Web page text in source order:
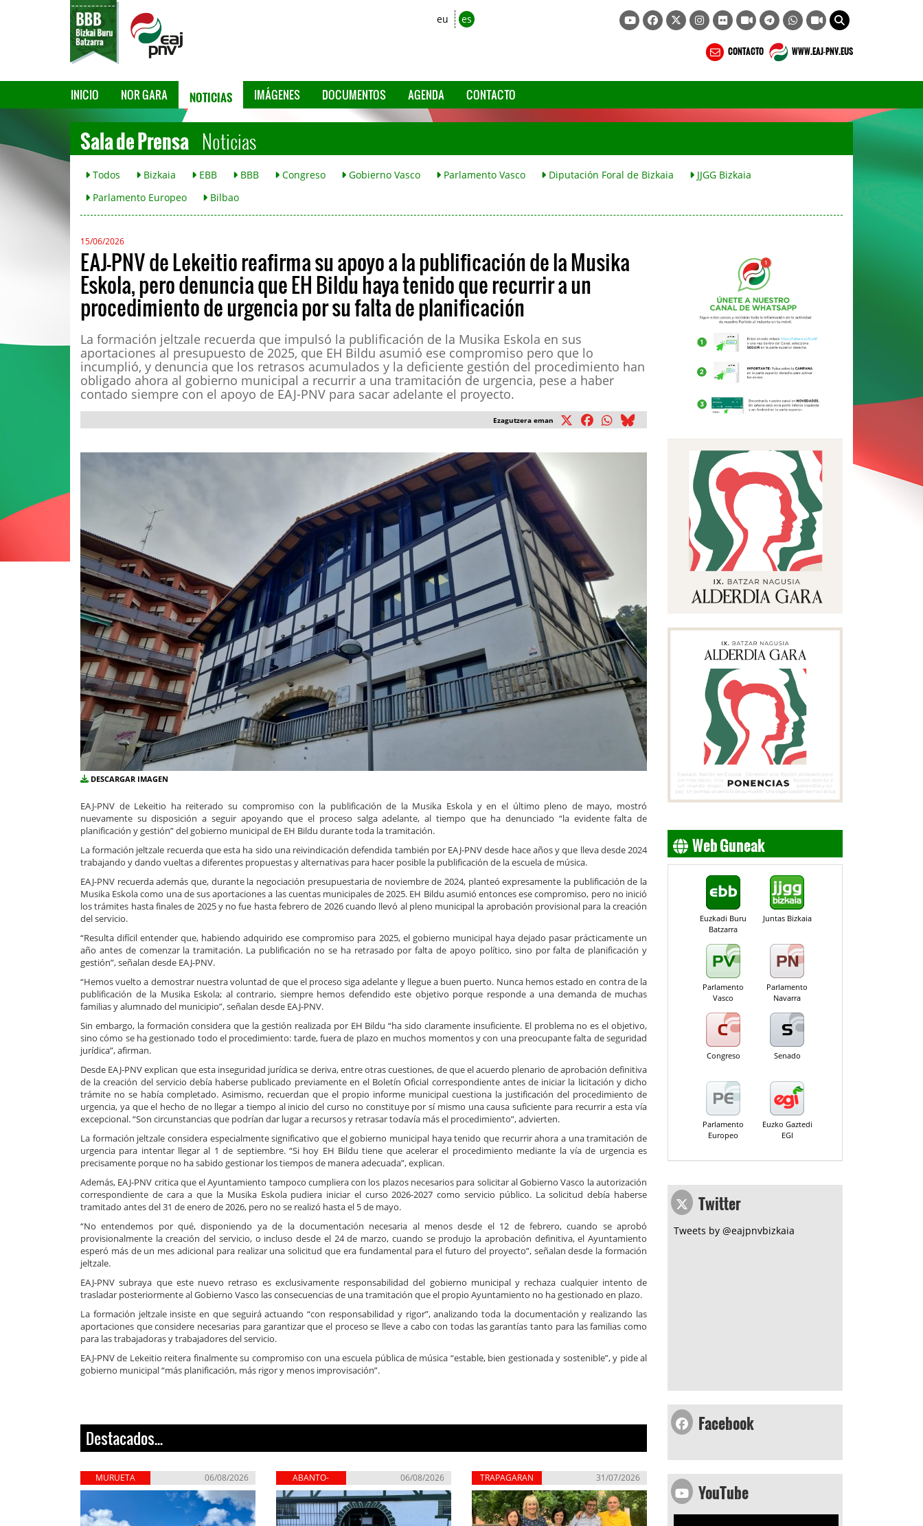
eu es
CONTACTO WWW.EAJ-PNV.EUS
INICIO NOR GARA NOTICIAS IMÁGENES DOCUMENTOS AGENDA CONTACTO
Sala de Prensa Noticias
Todos Bizkaia EBB BBB Congreso Gobierno Vasco Parlamento Vasco Diputación Foral de Bizkaia
JJGG Bizkaia
Parlamento Europeo
Bilbao
15/06/2026
EAJ-PNV de Lekeitio reafirma su apoyo a la publificación de la Musika
Eskola, pero denuncia que EH Bildu haya tenido que recurrir a un
procedimiento de urgencia por su falta de planificación
La formación jeltzale recuerda que impulsó la publificación de la Musika Eskola en sus
aportaciones al presupuesto de 2025, que EH Bildu asumió ese compromiso pero que lo
incumplió, y denuncia que los retrasos acumulados y la deficiente gestión del procedimiento han
obligado ahora al gobierno municipal a recurrir a una tramitación de urgencia, pese a haber
contado siempre con el apoyo de EAJ-PNV para sacar adelante el proyecto.
Ezagutzera eman
DESCARGAR IMAGEN
EAJ-PNV de Lekeitio ha reiterado su compromiso con la publificación de la Musika Eskola y en el último pleno de mayo, mostró
nuevamente su disposición a seguir apoyando que el proceso salga adelante, al tiempo que ha denunciado “la evidente falta de
planificación y gestión” del gobierno municipal de EH Bildu durante toda la tramitación.
La formación jeltzale recuerda que esta ha sido una reivindicación defendida también por EAJ-PNV desde hace años y que lleva desde 2024
trabajando y dando vueltas a diferentes propuestas y alternativas para hacer posible la publificación de la escuela de música.
EAJ-PNV recuerda además que, durante la negociación presupuestaria de noviembre de 2024, planteó expresamente la publificación de la
Musika Eskola como una de sus aportaciones a las cuentas municipales de 2025. EH Bildu asumió entonces ese compromiso, pero no inició
los trámites hasta finales de 2025 y no fue hasta febrero de 2026 cuando llevó al pleno municipal la aprobación provisional para la creación
del servicio.
“Resulta difícil entender que, habiendo adquirido ese compromiso para 2025, el gobierno municipal haya dejado pasar prácticamente un
año antes de comenzar la tramitación. La publificación no se ha retrasado por falta de apoyo político, sino por falta de planificación y
gestión”, señalan desde EAJ-PNV.
“Hemos vuelto a demostrar nuestra voluntad de que el proceso siga adelante y llegue a buen puerto. Nunca hemos estado en contra de la
publificación de la Musika Eskola; al contrario, siempre hemos defendido este objetivo porque responde a una demanda de muchas
familias y alumnado del municipio”, señalan desde EAJ-PNV.
Sin embargo, la formación considera que la gestión realizada por EH Bildu “ha sido claramente insuficiente. El problema no es el objetivo,
sino cómo se ha gestionado todo el procedimiento: tarde, fuera de plazo en muchos momentos y con una preocupante falta de seguridad
jurídica”, afirman.
Desde EAJ-PNV explican que esta inseguridad jurídica se deriva, entre otras cuestiones, de que el acuerdo plenario de aprobación definitiva
de la creación del servicio debía haberse publicado previamente en el Boletín Oficial correspondiente antes de iniciar la licitación y dicho
trámite no se había completado. Asimismo, recuerdan que el propio informe municipal cuestiona la justificación del procedimiento de
urgencia, ya que el hecho de no llegar a tiempo al inicio del curso no constituye por sí mismo una causa suficiente para recurrir a esta vía
excepcional. “Son circunstancias que podrían dar lugar a recursos y retrasar todavía más el procedimiento”, advierten.
La formación jeltzale considera especialmente significativo que el gobierno municipal haya tenido que recurrir ahora a una tramitación de
urgencia para intentar llegar al 1 de septiembre. “Si hoy EH Bildu tiene que acelerar el procedimiento mediante la vía de urgencia es
precisamente porque no ha sabido gestionar los tiempos de manera adecuada”, explican.
Además, EAJ-PNV critica que el Ayuntamiento tampoco cumpliera con los plazos necesarios para solicitar al Gobierno Vasco la autorización
correspondiente de cara a que la Musika Eskola pudiera iniciar el curso 2026-2027 como servicio público. La solicitud debía haberse
tramitado antes del 31 de enero de 2026, pero no se realizó hasta el 5 de mayo.
“No entendemos por qué, disponiendo ya de la documentación necesaria al menos desde el 12 de febrero, cuando se aprobó
provisionalmente la creación del servicio, o incluso desde el 24 de marzo, cuando se produjo la aprobación definitiva, el Ayuntamiento
esperó más de un mes adicional para realizar una solicitud que era fundamental para el futuro del proyecto”, señalan desde la formación
jeltzale.
EAJ-PNV subraya que este nuevo retraso es exclusivamente responsabilidad del gobierno municipal y rechaza cualquier intento de
trasladar posteriormente al Gobierno Vasco las consecuencias de una tramitación que el propio Ayuntamiento no ha gestionado en plazo.
La formación jeltzale insiste en que seguirá actuando “con responsabilidad y rigor”, analizando toda la documentación y realizando las
aportaciones que considere necesarias para garantizar que el proceso se lleve a cabo con todas las garantías tanto para las familias como
para las trabajadoras y trabajadores del servicio.
EAJ-PNV de Lekeitio reitera finalmente su compromiso con una escuela pública de música “estable, bien gestionada y sostenible”, y pide al
gobierno municipal “más planificación, más rigor y menos improvisación”.
Destacados...
MURUETA 06/08/2026
ABANTO-
ZIERBENA
06/08/2026 TRAPAGARAN 31/07/2026
Web Guneak
Euzkadi Buru
Batzarra
Juntas Bizkaia
Parlamento
Vasco
Parlamento
Navarra
Congreso Senado
Parlamento
Europeo
Euzko Gaztedi
EGI
Twitter
Tweets by @eajpnvbizkaia
Facebook
YouTube